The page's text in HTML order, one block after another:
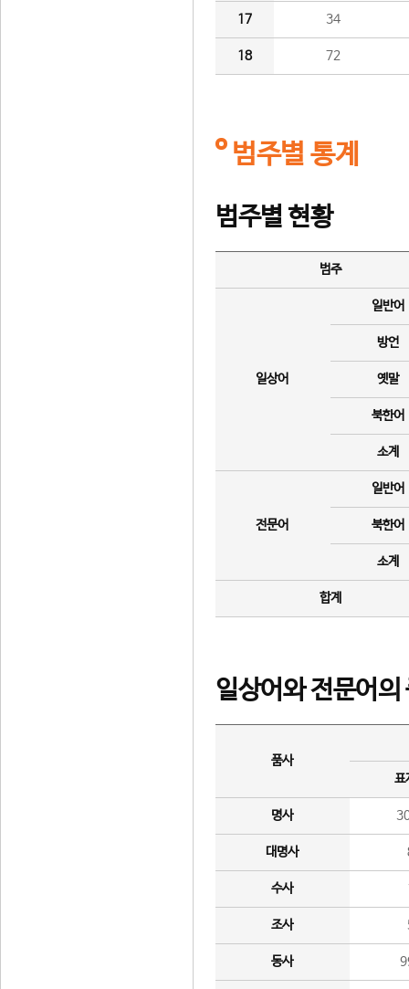
17 34
18 72
범주별 통계
범주별 현황
범주
일상어
일반어
방언
옛말
북한어
소계
전문어
일반어
북한어
소계
합계
일상어와 전문어의
품사
표
명사
대명사
수사
조사
동사